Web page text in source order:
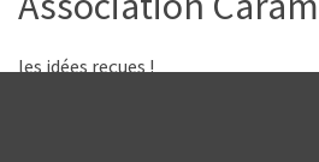
les idées reçues !